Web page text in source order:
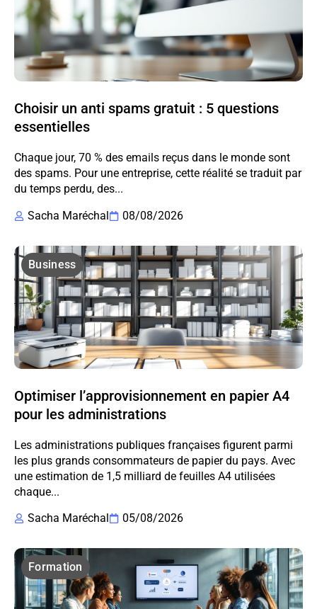
Choisir un anti spams gratuit : 5 questions
essentielles
Chaque jour, 70 % des emails reçus dans le monde sont
des spams. Pour une entreprise, cette réalité se traduit par
du temps perdu, des...
Sacha Maréchal
08/08/2026
Business
Optimiser l’approvisionnement en papier A4
pour les administrations
Les administrations publiques françaises figurent parmi
les plus grands consommateurs de papier du pays. Avec
une estimation de 1,5 milliard de feuilles A4 utilisées
chaque...
Sacha Maréchal
05/08/2026
Formation